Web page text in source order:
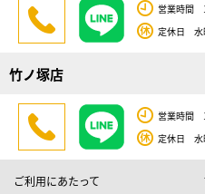
営業時間
定休日 水
竹ノ塚店
営業時間
定休日 水
ご利用にあたって